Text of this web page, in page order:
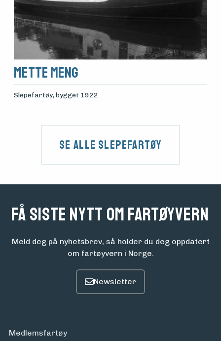
Mette Meng
Slepefartøy, bygget 1922
Se alle Slepefartøy
Få siste nytt om fartøyvern
Meld deg på nyhetsbrev, så holder du deg oppdatert
om fartøyvern i Norge.
Medlemsfartøy